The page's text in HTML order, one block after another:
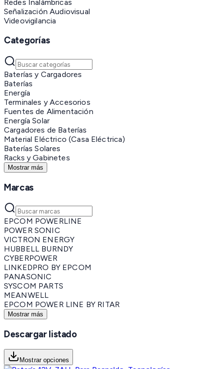
Redes Inalámbricas
Señalización Audiovisual
Videovigilancia
Categorías
Baterías y Cargadores
Baterías
Energía
Terminales y Accesorios
Fuentes de Alimentación
Energía Solar
Cargadores de Baterías
Material Eléctrico (Casa Eléctrica)
Baterías Solares
Racks y Gabinetes
Mostrar más
Marcas
EPCOM POWERLINE
POWER SONIC
VICTRON ENERGY
HUBBELL BURNDY
CYBERPOWER
LINKEDPRO BY EPCOM
PANASONIC
SYSCOM PARTS
MEANWELL
EPCOM POWER LINE BY RITAR
Mostrar más
Descargar listado
Mostrar opciones